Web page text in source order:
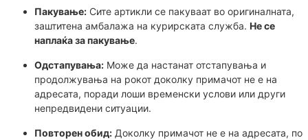
Пакување: Сите артикли се пакуваат во оригиналната,
заштитена амбалажа на курирската служба. Не се
наплаќа за пакување.
Одстапувања: Може да настанат отстапувања и
продолжувања на рокот доколку примачот не е на
адресата, поради лоши временски услови или други
непредвидени ситуации.
Повторен обид: Доколку примачот не е на адресата, по